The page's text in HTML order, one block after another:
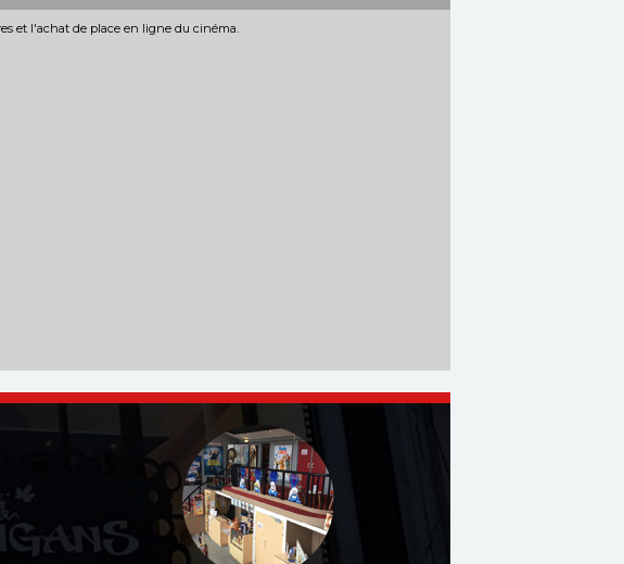
et l'achat de place en ligne du cinéma.